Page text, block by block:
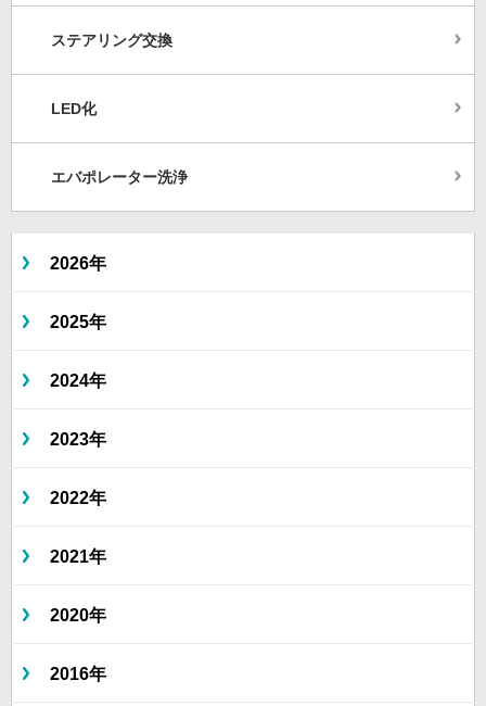
ステアリング交換
LED化
エバポレーター洗浄
2026年
2025年
2024年
2023年
2022年
2021年
2020年
2016年